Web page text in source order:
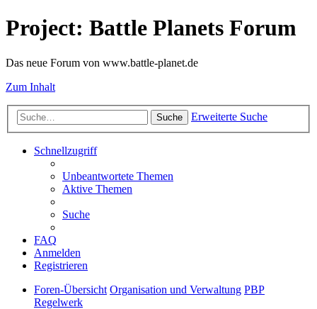
Project: Battle Planets Forum
Das neue Forum von www.battle-planet.de
Zum Inhalt
Suche Erweiterte Suche
Schnellzugriff
Unbeantwortete Themen
Aktive Themen
Suche
FAQ
Anmelden
Registrieren
Foren-Übersicht Organisation und Verwaltung PBP
Regelwerk